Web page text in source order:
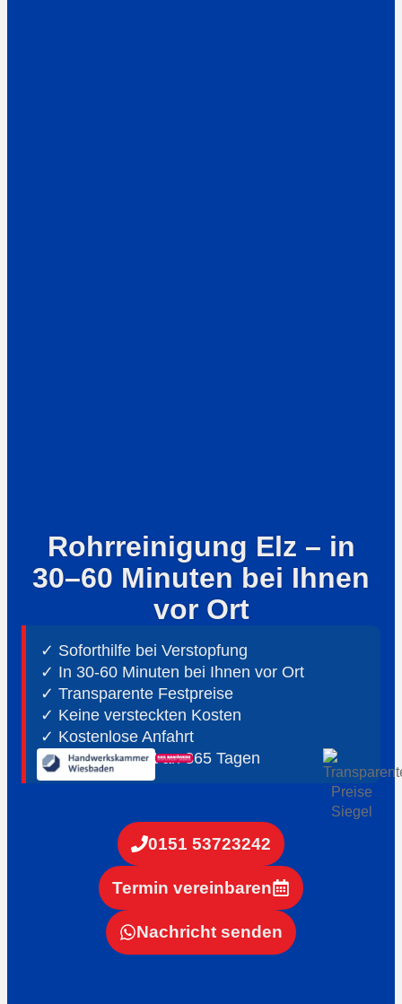
Rohrreinigung Elz – in
30–60 Minuten bei Ihnen
vor Ort
✓ Soforthilfe bei Verstopfung
✓ In 30-60 Minuten bei Ihnen vor Ort
✓ ⁠Transparente Festpreise
✓ Keine versteckten Kosten
✓ Kostenlose Anfahrt
✓ ⁠24h Notdienst an 365 Tagen
0151 53723242
Termin vereinbaren
Nachricht senden